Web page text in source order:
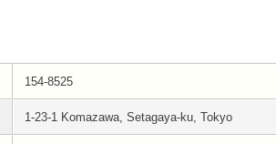
154-8525
1-23-1 Komazawa, Setagaya-ku, Tokyo